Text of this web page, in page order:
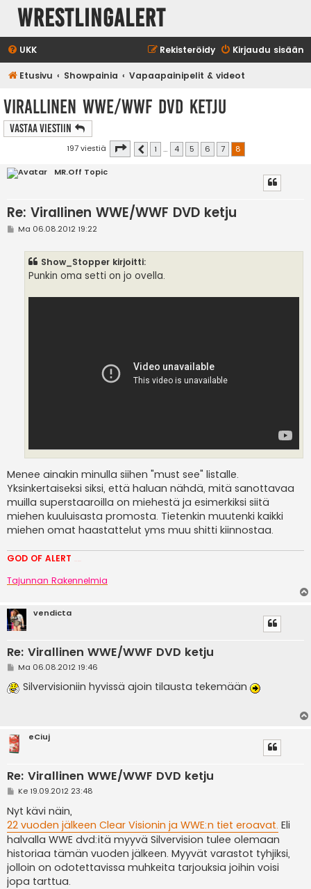
WrestlingAlert
UKK Kirjaudu sisään
Rekisteröidy
Etusivu Showpainia Vapaapainipelit & videot
Virallinen WWE/WWF DVD ketju
Vastaa Viestiin
197 viestiä Sivu 8
Edellinen
1 … 4 5 6 7 8
MR.Off Topic
Re: Virallinen WWE/WWF DVD ketju
VMa 06.08.2012 19:22
Show_Stopper kirjoitti:
Punkin oma setti on jo ovella.
Menee ainakin minulla siihen "must see" listalle.
Yksinkertaiseksi siksi, että haluan nähdä, mitä sanottavaa
muilla superstaaroilla on miehestä ja esimerkiksi siitä
miehen kuuluisasta promosta. Tietenkin muutenki kaikki
miehen omat haastattelut yms muu shitti kiinnostaa.
GOD OF ALERT
Tajunnan Rakennelmia
vendicta
Re: Virallinen WWE/WWF DVD ketju
V
e
s
Ma 06.08.2012 19:46
Silvervisioniin hyvissä ajoin tilausta tekemään
eCiuj
Re: Virallinen WWE/WWF DVD ketju
V
e
s
t
i
Ke 19.09.2012 23:48
Nyt kävi näin,
22 vuoden jälkeen Clear Visionin ja WWE:n tiet eroavat. Eli
halvalla WWE dvd:itä myyvä Silvervision tulee olemaan
historiaa tämän vuoden jälkeen. Myyvät varastot tyhjiksi,
jolloin on odotettavissa muhkeita tarjouksia joihin voisi
jopa tarttua.